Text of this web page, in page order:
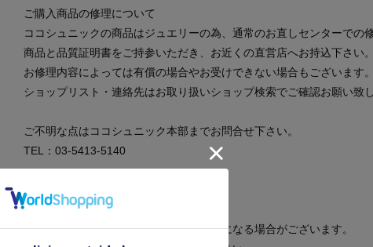
ご購入商品の修理について
ココシュニックの商品はジュエリーの為、通常のお直しセンターでの
商品と品質証明書をご持参いただき、お近くの直営店へお持込下さい。
お修理内容によっては有償の場合やお受けできない場合もございます。
ショップリスト・連絡先はお取り扱いショップ検索でご確認お願い致し
ご不明な点はココシュニック本部までお問合せ下さい。
TEL：03-5413-5140
【プレオーダー商品をご注文時の注意点】
◆お届け予定について
工場の生産の都合上、お届け予定が変更になる場合がございます。